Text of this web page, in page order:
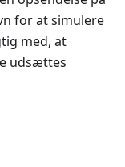
for at simulere
med, at
udsættes